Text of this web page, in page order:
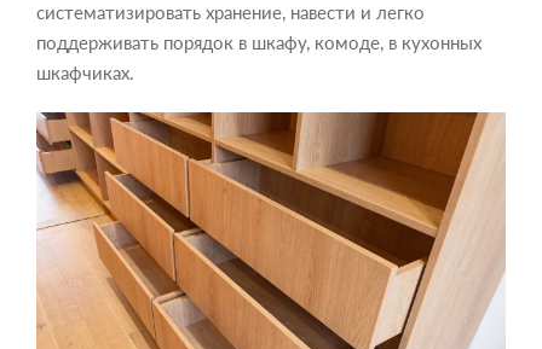
систематизировать хранение, навести и легко
поддерживать порядок в шкафу, комоде, в кухонных
шкафчиках.